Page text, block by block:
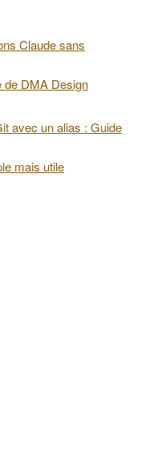
Claude sans
de DMA Design
avec un alias : Guide
mais utile